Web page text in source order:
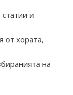
и
от хората,
на